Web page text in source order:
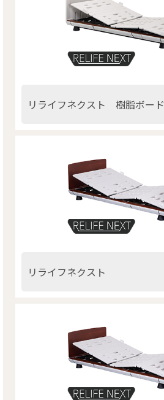
リライフネクスト 樹脂ボード
リライフネクスト